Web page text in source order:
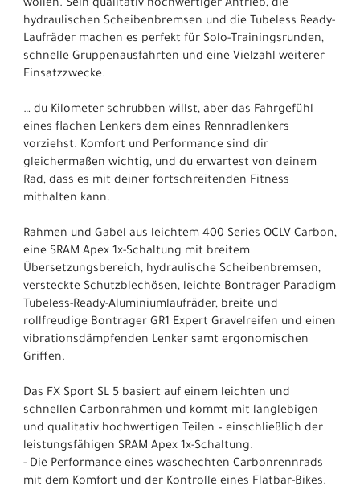
wollen. Sein qualitativ hochwertiger Antrieb, die
hydraulischen Scheibenbremsen und die Tubeless Ready-
Laufräder machen es perfekt für Solo-Trainingsrunden,
schnelle Gruppenausfahrten und eine Vielzahl weiterer
Einsatzzwecke.
… du Kilometer schrubben willst, aber das Fahrgefühl
eines flachen Lenkers dem eines Rennradlenkers
vorziehst. Komfort und Performance sind dir
gleichermaßen wichtig, und du erwartest von deinem
Rad, dass es mit deiner fortschreitenden Fitness
mithalten kann.
Rahmen und Gabel aus leichtem 400 Series OCLV Carbon,
eine SRAM Apex 1x-Schaltung mit breitem
Übersetzungsbereich, hydraulische Scheibenbremsen,
versteckte Schutzblechösen, leichte Bontrager Paradigm
Tubeless-Ready-Aluminiumlaufräder, breite und
rollfreudige Bontrager GR1 Expert Gravelreifen und einen
vibrationsdämpfenden Lenker samt ergonomischen
Griffen.
Das FX Sport SL 5 basiert auf einem leichten und
schnellen Carbonrahmen und kommt mit langlebigen
und qualitativ hochwertigen Teilen – einschließlich der
leistungsfähigen SRAM Apex 1x-Schaltung.
- Die Performance eines waschechten Carbonrennrads
mit dem Komfort und der Kontrolle eines Flatbar-Bikes.